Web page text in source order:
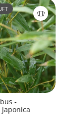
-
japonica